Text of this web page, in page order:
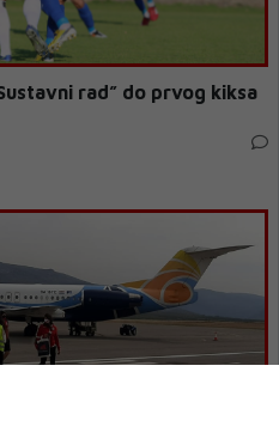
rad” do prvog kiksa